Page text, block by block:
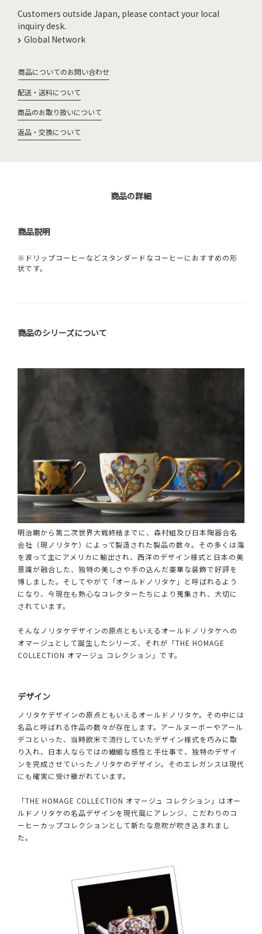
Customers outside Japan, please contact your local
inquiry desk.
Global Network
商品についてのお問い合わせ
配送・送料について
商品のお取り扱いについて
返品・交換について
商品の詳細
商品説明
※ドリップコーヒーなどスタンダードなコーヒーにおすすめの形
状です。
商品のシリーズについて
明治期から第二次世界大戦終結までに、森村組及び日本陶器合名
会社（現ノリタケ）によって製造された製品の数々。その多くは海
を渡って主にアメリカに輸出され、西洋のデザイン様式と日本の美
意識が融合した、独特の美しさや手の込んだ豪華な装飾で好評を
博しました。そしてやがて「オールドノリタケ」と呼ばれるよう
になり、今現在も熱心なコレクターたちにより蒐集され、大切に
されています。
そんなノリタケデザインの原点ともいえるオールドノリタケへの
オマージュとして誕生したシリーズ、それが「THE HOMAGE
COLLECTION オマージュ コレクション」です。
デザイン
ノリタケデザインの原点ともいえるオールドノリタケ。その中には
名品と呼ばれる作品の数々が存在します。アールヌーボーやアール
デコといった、当時欧米で流行していたデザイン様式を巧みに取
り入れ、日本人ならではの繊細な感性と手仕事で、独特のデザイ
ンを完成させていったノリタケのデザイン。そのエレガンスは現代
にも確実に受け継がれています。
「THE HOMAGE COLLECTION オマージュ コレクション」はオー
ルドノリタケの名品デザインを現代風にアレンジ、こだわりのコ
ーヒーカップコレクションとして新たな息吹が吹き込まれまし
た。